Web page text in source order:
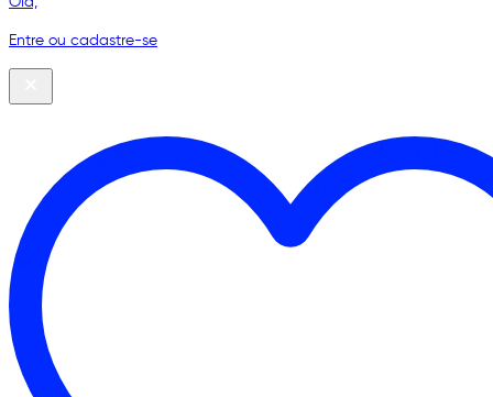
Entre ou cadastre-se